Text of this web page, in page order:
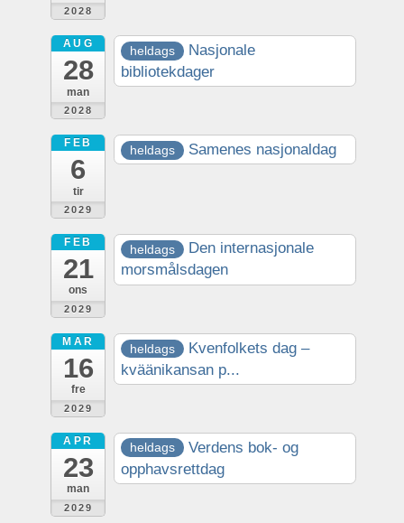
2028
AUG
28
man
2028
heldags
Nasjonale
bibliotekdager
FEB
6
tir
2029
heldags Samenes nasjonaldag
FEB
21
ons
2029
heldags
Den internasjonale
morsmålsdagen
MAR
16
fre
2029
heldags
Kvenfolkets dag –
kväänikansan p...
APR
23
man
2029
heldags
Verdens bok- og
opphavsrettdag